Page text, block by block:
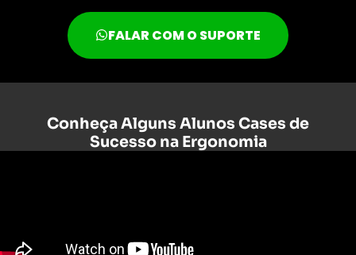
FALAR COM O SUPORTE
Conheça Alguns Alunos Cases de
Sucesso na Ergonomia